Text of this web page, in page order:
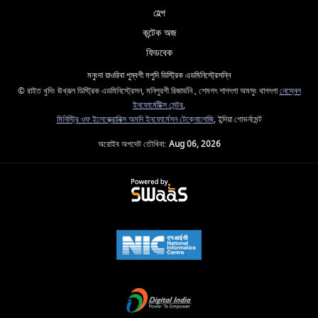
হেল্প
কন্টেক অজ
ফিডবেক
মনুংদা য়াওরিবা পুম্বগী মপুদি ডিস্ট্রিক এডমিনিস্ট্রেসন্নি
© রাইত খুদিং ঊখ্রূল ডিস্ট্রিক এডমিনিস্ট্রেসন, মনিপুরগী রিজার্ভনি , শেমগৎ শাগৎপা অমসুং থাগৎপানেস্নেল
ইনফোর্মেটিক্স সেন্টর,
মিনিস্ট্রি ওফ ইলেক্ত্রোনিক্স অমদি ইনফোর্মেসন টেক্নোলোজি, ইন্দিয়া গোভর্নমেন্ট
অরোইব অপদেট তৌখিবা: Aug 06, 2026